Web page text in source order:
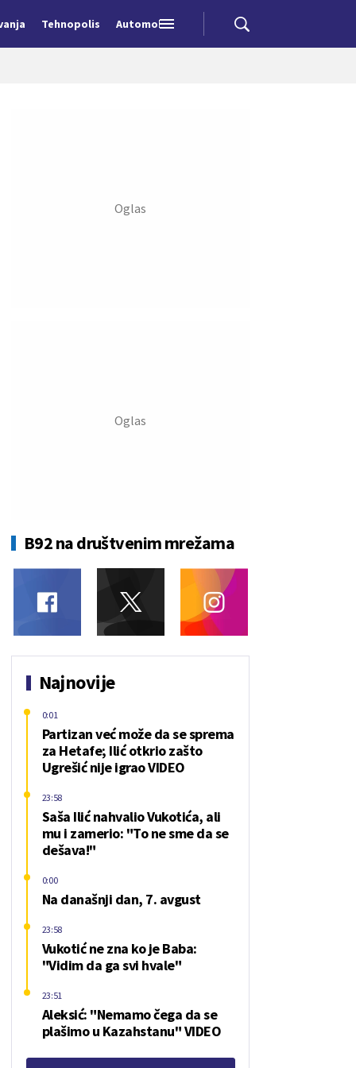
Tehnopolis Automobili
B92 na društvenim mrežama
Najnovije
Partizan već može da se sprema
za Hetafe; Ilić otkrio zašto
Ugrešić nije igrao VIDEO
0:01
Saša Ilić nahvalio Vukotića, ali
mu i zamerio: "To ne sme da se
dešava!"
23:58
Na današnji dan, 7. avgust
0:00
Vukotić ne zna ko je Baba:
"Vidim da ga svi hvale"
23:58
Aleksić: "Nemamo čega da se
plašimo u Kazahstanu" VIDEO
23:51